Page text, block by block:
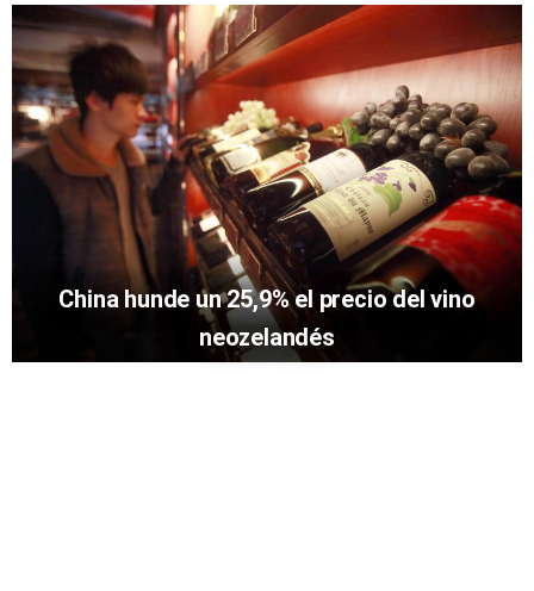
China hunde un 25,9% el precio del vino
neozelandés